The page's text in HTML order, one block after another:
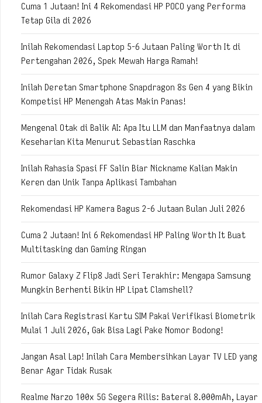
Cuma 1 Jutaan! Ini 4 Rekomendasi HP POCO yang Performa
Tetap Gila di 2026
Inilah Rekomendasi Laptop 5-6 Jutaan Paling Worth It di
Pertengahan 2026, Spek Mewah Harga Ramah!
Inilah Deretan Smartphone Snapdragon 8s Gen 4 yang Bikin
Kompetisi HP Menengah Atas Makin Panas!
Mengenal Otak di Balik AI: Apa Itu LLM dan Manfaatnya dalam
Keseharian Kita Menurut Sebastian Raschka
Inilah Rahasia Spasi FF Salin Biar Nickname Kalian Makin
Keren dan Unik Tanpa Aplikasi Tambahan
Rekomendasi HP Kamera Bagus 2-6 Jutaan Bulan Juli 2026
Cuma 2 Jutaan! Ini 6 Rekomendasi HP Paling Worth It Buat
Multitasking dan Gaming Ringan
Rumor Galaxy Z Flip8 Jadi Seri Terakhir: Mengapa Samsung
Mungkin Berhenti Bikin HP Lipat Clamshell?
Inilah Cara Registrasi Kartu SIM Pakai Verifikasi Biometrik
Mulai 1 Juli 2026, Gak Bisa Lagi Pake Nomor Bodong!
Jangan Asal Lap! Inilah Cara Membersihkan Layar TV LED yang
Benar Agar Tidak Rusak
Realme Narzo 100x 5G Segera Rilis: Baterai 8.000mAh, Layar